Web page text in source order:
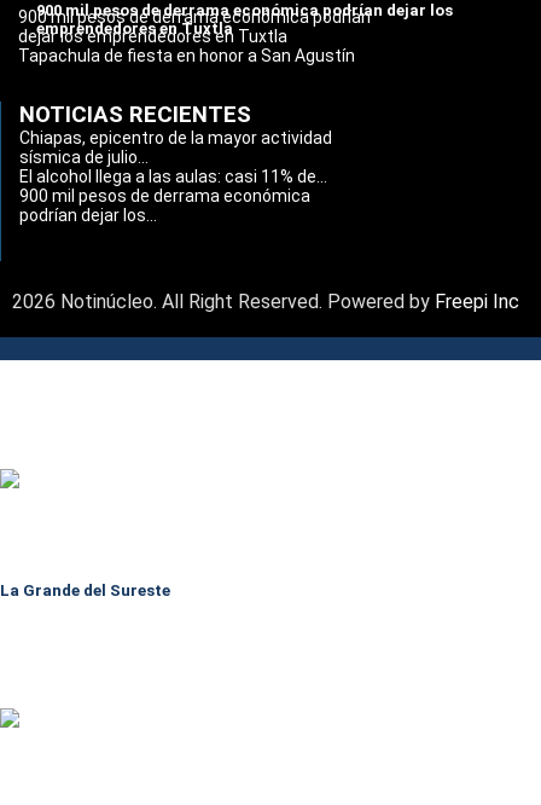
900 mil pesos de derrama económica podrían dejar los
emprendedores en Tuxtla
900 mil pesos de derrama económica podrían
dejar los emprendedores en Tuxtla
Tapachula de fiesta en honor a San Agustín
NOTICIAS RECIENTES
Chiapas, epicentro de la mayor actividad
sísmica de julio...
El alcohol llega a las aulas: casi 11% de...
900 mil pesos de derrama económica
podrían dejar los...
2026 Notinúcleo. All Right Reserved. Powered by Freepi Inc
La Grande del Sureste